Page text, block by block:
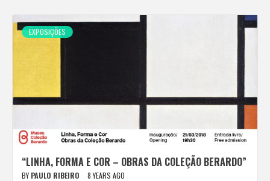
EXPOSIÇÕES
“LINHA, FORMA E COR – OBRAS DA COLEÇÃO BERARDO”
BY PAULO RIBEIRO 8 YEARS AGO